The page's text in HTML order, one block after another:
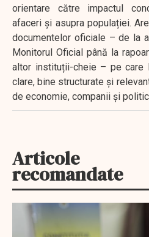
orientare către impactul
afaceri și asupra populației.
documentelor oficiale – de la
Monitorul Oficial până la
altor instituții-cheie – pe care
clare, bine structurate și
de economie, companii și
Articole
recomandate